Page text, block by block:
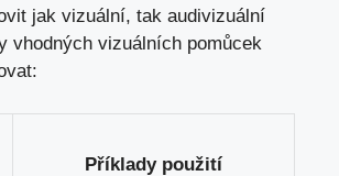
jak vizuální, tak audivizuální
vhodných vizuálních pomůcek
Příklady použití